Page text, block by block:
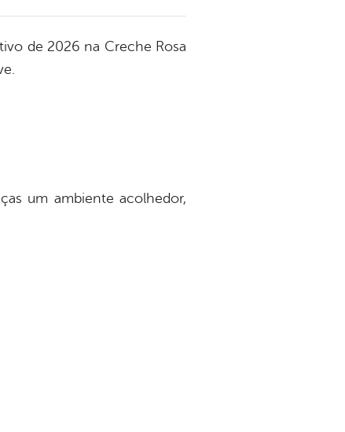
de 2026 na Creche Rosa
um ambiente acolhedor,